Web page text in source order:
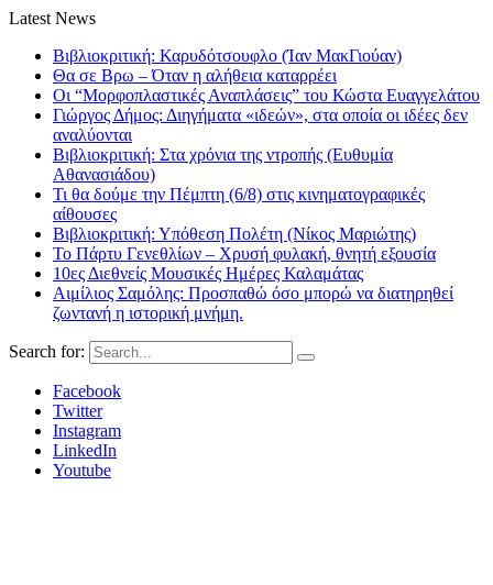
Latest News
Βιβλιοκριτική: Καρυδότσουφλο (Ίαν ΜακΓιούαν)
Θα σε Βρω – Όταν η αλήθεια καταρρέει
Οι “Μορφοπλαστικές Αναπλάσεις” του Κώστα Ευαγγελάτου
Γιώργος Δήμος: Διηγήματα «ιδεών», στα οποία οι ιδέες δεν
αναλύονται
Βιβλιοκριτική: Στα χρόνια της ντροπής (Ευθυμία
Αθανασιάδου)
Τι θα δούμε την Πέμπτη (6/8) στις κινηματογραφικές
αίθουσες
Βιβλιοκριτική: Υπόθεση Πολέτη (Νίκος Μαριώτης)
Το Πάρτυ Γενεθλίων – Χρυσή φυλακή, θνητή εξουσία
10ες Διεθνείς Μουσικές Ημέρες Καλαμάτας
Αιμίλιος Σαμόλης: Προσπαθώ όσο μπορώ να διατηρηθεί
ζωντανή η ιστορική μνήμη.
Search for:
Facebook
Twitter
Instagram
LinkedIn
Youtube